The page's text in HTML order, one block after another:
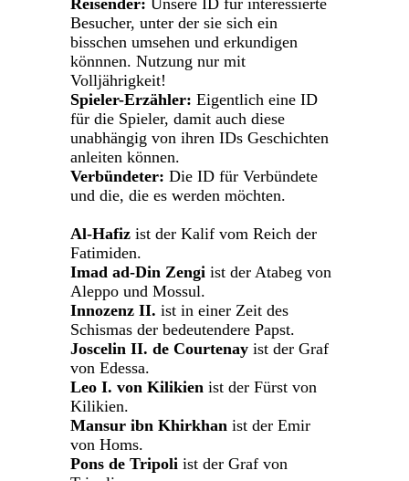
Besucher, unter der sie sich ein
bisschen umsehen und erkundigen
könnnen. Nutzung nur mit
Volljährigkeit!
Spieler-Erzähler: Eigentlich eine ID
für die Spieler, damit auch diese
unabhängig von ihren IDs Geschichten
anleiten können.
Verbündeter: Die ID für Verbündete
und die, die es werden möchten.
Al-Hafiz ist der Kalif vom Reich der
Fatimiden.
Imad ad-Din Zengi ist der Atabeg von
Aleppo und Mossul.
Innozenz II. ist in einer Zeit des
Schismas der bedeutendere Papst.
Joscelin II. de Courtenay ist der Graf
von Edessa.
Leo I. von Kilikien ist der Fürst von
Kilikien.
Mansur ibn Khirkhan ist der Emir
von Homs.
Pons de Tripoli ist der Graf von